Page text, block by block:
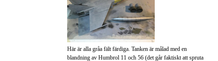
Här är alla gråa fält färdiga. Tanken är målad med en
blandning av Humbrol 11 och 56 (det går faktiskt att spruta